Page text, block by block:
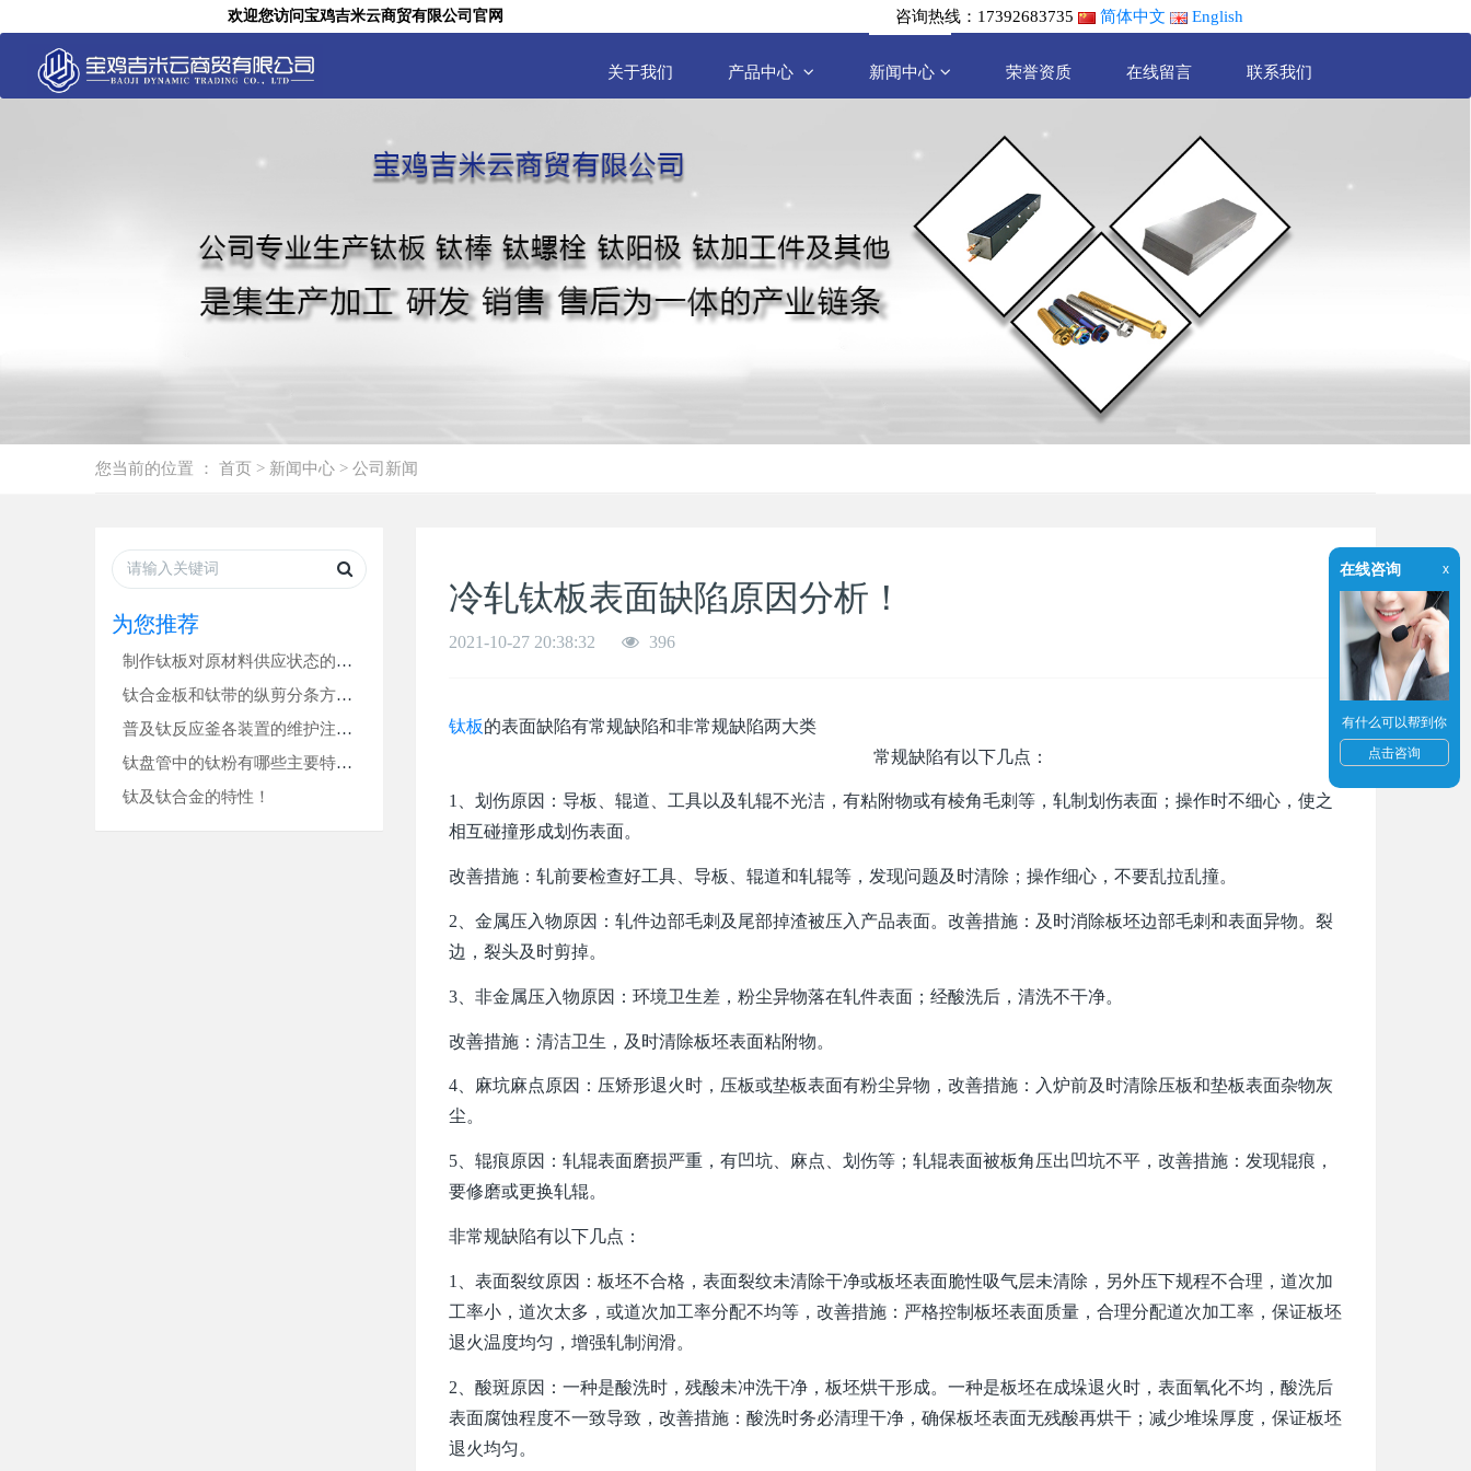
欢迎您访问宝鸡吉米云商贸有限公司官网 咨询热线：17392683735 简体中文 English
关于我们 产品中心 新闻中心 荣誉资质 在线留言 联系我们
您当前的位置 ： 首页 > 新闻中心 > 公司新闻
为您推荐
制作钛板对原材料供应状态的要求是什么？
钛合金板和钛带的纵剪分条方法！
普及钛反应釜各装置的维护注意要点
钛盘管中的钛粉有哪些主要特性？
钛及钛合金的特性！
冷轧钛板表面缺陷原因分析！
2021-10-27 20:38:32 396
钛板的表面缺陷有常规缺陷和非常规缺陷两大类
常规缺陷有以下几点：
1、划伤原因：导板、辊道、工具以及轧辊不光洁，有粘附物或有棱角毛刺等，轧制划伤表面；操作时不细心，使之
相互碰撞形成划伤表面。
改善措施：轧前要检查好工具、导板、辊道和轧辊等，发现问题及时清除；操作细心，不要乱拉乱撞。
2、金属压入物原因：轧件边部毛刺及尾部掉渣被压入产品表面。改善措施：及时消除板坯边部毛刺和表面异物。裂
边，裂头及时剪掉。
3、非金属压入物原因：环境卫生差，粉尘异物落在轧件表面；经酸洗后，清洗不干净。
改善措施：清洁卫生，及时清除板坯表面粘附物。
4、麻坑麻点原因：压矫形退火时，压板或垫板表面有粉尘异物，改善措施：入炉前及时清除压板和垫板表面杂物灰
尘。
5、辊痕原因：轧辊表面磨损严重，有凹坑、麻点、划伤等；轧辊表面被板角压出凹坑不平，改善措施：发现辊痕，
要修磨或更换轧辊。
非常规缺陷有以下几点：
1、表面裂纹原因：板坯不合格，表面裂纹未清除干净或板坯表面脆性吸气层未清除，另外压下规程不合理，道次加
工率小，道次太多，或道次加工率分配不均等，改善措施：严格控制板坯表面质量，合理分配道次加工率，保证板坯
退火温度均匀，增强轧制润滑。
2、酸斑原因：一种是酸洗时，残酸未冲洗干净，板坯烘干形成。一种是板坯在成垛退火时，表面氧化不均，酸洗后
表面腐蚀程度不一致导致，改善措施：酸洗时务必清理干净，确保板坯表面无残酸再烘干；减少堆垛厚度，保证板坯
退火均匀。
在线咨询 x
有什么可以帮到你
点击咨询